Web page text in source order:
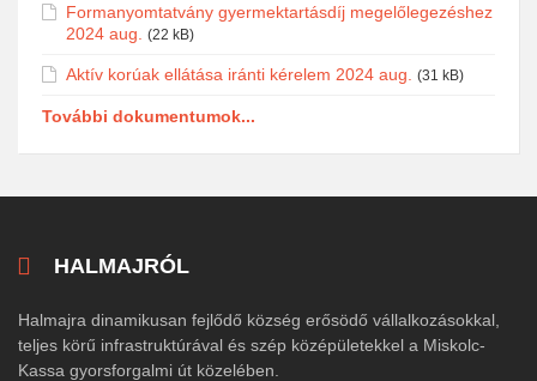
Formanyomtatvány gyermektartásdíj megelőlegezéshez
2024 aug.
(22 kB)
Aktív korúak ellátása iránti kérelem 2024 aug. (31 kB)
További dokumentumok...
HALMAJRÓL
Halmajra dinamikusan fejlődő község erősödő vállalkozásokkal,
teljes körű infrastruktúrával és szép középületekkel a Miskolc-
Kassa gyorsforgalmi út közelében.